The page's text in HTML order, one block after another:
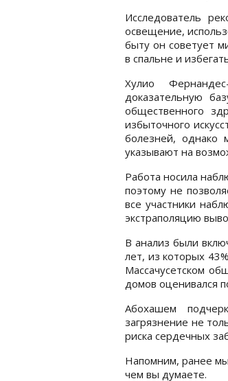
Исследователь
освещение,
быту он советует
в спальне и
Хулио
доказательную
общественного
избыточного
болезней, однако
указывают на
Работа носила
поэтому не
все участники
экстраполяцию
В анализ были
лет, из которых
Массачусетском
домов оценивался
Абохашем
загрязнение не
риска сердечных
Напомним, ранее
чем вы думаете.